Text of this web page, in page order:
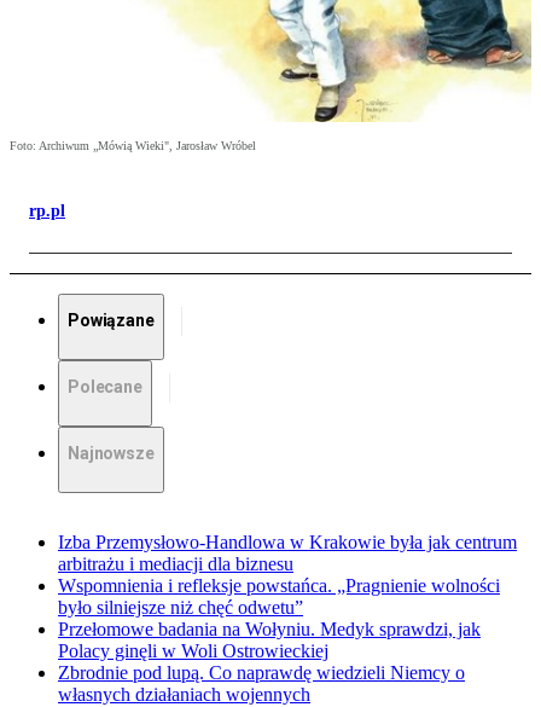
Foto: Archiwum „Mówią Wieki", Jarosław Wróbel
rp.pl
Powiązane
Polecane
Najnowsze
Izba Przemysłowo-Handlowa w Krakowie była jak centrum
arbitrażu i mediacji dla biznesu
Wspomnienia i refleksje powstańca. „Pragnienie wolności
było silniejsze niż chęć odwetu”
Przełomowe badania na Wołyniu. Medyk sprawdzi, jak
Polacy ginęli w Woli Ostrowieckiej
Zbrodnie pod lupą. Co naprawdę wiedzieli Niemcy o
własnych działaniach wojennych